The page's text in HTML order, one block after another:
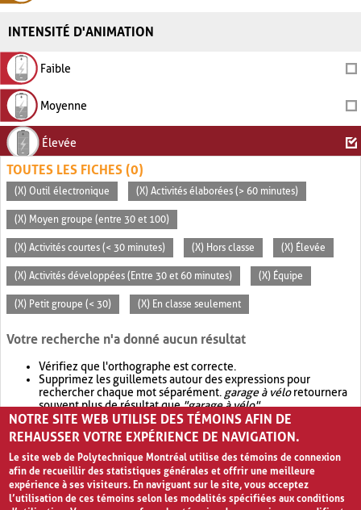
INTENSITÉ D'ANIMATION
Faible
Moyenne
Élevée
TOUTES LES FICHES (0)
(X) Outil électronique (X) Activités élaborées (> 60 minutes)
(X) Moyen groupe (entre 30 et 100)
(X) Activités courtes (< 30 minutes) (X) Hors classe (X) Élevée
(X) Activités développées (Entre 30 et 60 minutes) (X) Équipe
(X) Petit groupe (< 30) (X) En classe seulement
Votre recherche n'a donné aucun résultat
Vérifiez que l'orthographe est correcte.
Supprimez les guillemets autour des expressions pour
rechercher chaque mot séparément. garage à véloretournera
souvent plus de résultat que"garage à vélo".
Envisagez d'élargir votre recherche avec OR.garage OR vélo
retournera souvent plus de résultat quegarage à vélo
NOTRE SITE WEB UTILISE DES TÉMOINS AFIN DE
REHAUSSER VOTRE EXPÉRIENCE DE NAVIGATION.
Le site web de Polytechnique Montréal utilise des témoins de connexion
afin de recueillir des statistiques générales et offrir une meilleure
expérience à ses visiteurs. En naviguant sur le site, vous acceptez
l’utilisation de ces témoins selon les modalités spécifiées aux conditions